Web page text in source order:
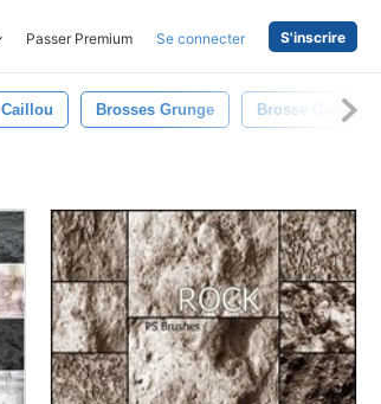
Passer Premium Se connecter S'inscrire
Caillou Brosses Grunge Brosse Grunge